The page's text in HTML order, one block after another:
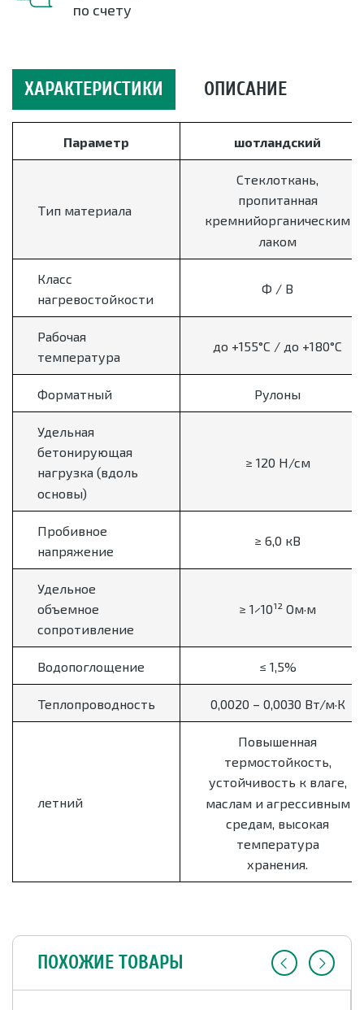
по счету
ХАРАКТЕРИСТИКИ ОПИСАНИЕ
Параметр шотландский
Тип материала
Стеклоткань,
пропитанная
кремнийорганическим
лаком
Класс
нагревостойкости
Ф / В
Рабочая
температура
до +155°C / до +180°C
Форматный Рулоны
Удельная
бетонирующая
нагрузка (вдоль
основы)
≥ 120 Н/см
Пробивное
напряжение
≥ 6,0 кВ
Удельное
объемное
сопротивление
≥ 1×10¹² Ом·м
Водопоглощение ≤ 1,5%
Теплопроводность 0,0020 – 0,0030 Вт/м·К
летний
Повышенная
термостойкость,
устойчивость к влаге,
маслам и агрессивным
средам, высокая
температура
хранения.
ПОХОЖИЕ ТОВАРЫ